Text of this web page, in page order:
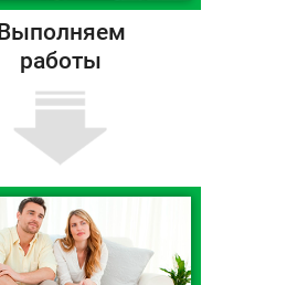
Выполняем
работы